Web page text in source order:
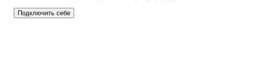
Подключить себе